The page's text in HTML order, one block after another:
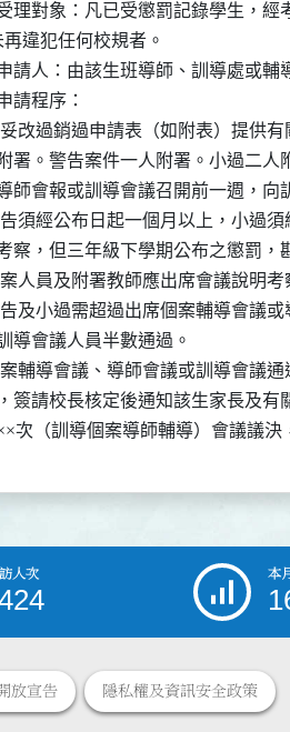
受理對象：凡已受懲罰記錄學生，
未再違犯任何校規者。
申請人：由該生班導師、訓導處或輔
請程序：
1.填妥改過銷過申請表（如附表）提
師附署。警告案件一人附署。小過
、導師會報或訓導會議召開前一週，
2.警告須經公布日起一個月以上，小
之考察，但三年級下學期公布之懲罰
提案人員及附署教師應出席會議說明
4.警告及小過需超過出席個案輔導會
席訓導會議人員半數通過。
5.個案輔導會議、導師會議或訓導會
料，簽請校長核定後通知該生家長
經××次（訓導個案導師輔導）會議議
人次 本
放宣告 隱私權及資訊安全政策